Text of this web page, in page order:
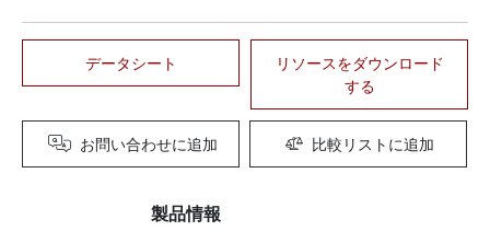
データシート
リソースをダウンロード
する
お問い合わせに追加 比較リストに追加
製品情報